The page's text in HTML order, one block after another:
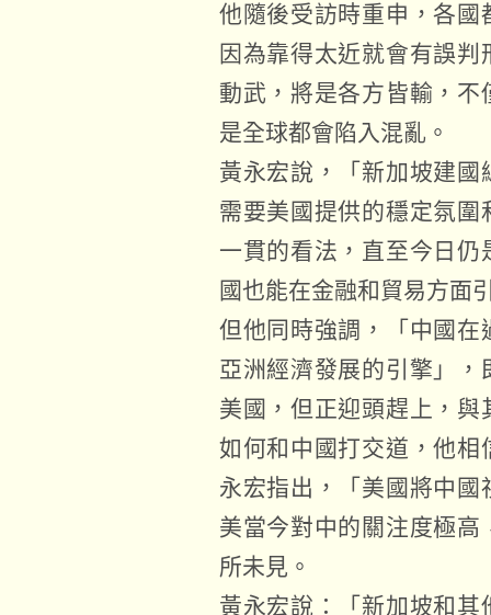
他隨後受訪時重申，各國
因為靠得太近就會有誤
動武，將是各方皆輸，不
是全球都會陷入混亂。
黃永宏說，「新加坡建
需要美國提供的穩定氛
一貫的看法，直至今日
國也能在金融和貿易方面
但他同時強調，「中國在
亞洲經濟發展的引擎」
美國，但正迎頭趕上，
如何和中國打交道，他相
永宏指出，「美國將中
美當今對中的關注度極
所未見。
黃永宏說：「新加坡和